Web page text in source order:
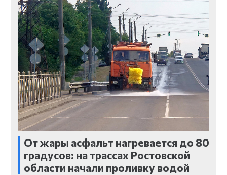
От жары асфальт нагревается до 80
градусов: на трассах Ростовской
области начали проливку водой